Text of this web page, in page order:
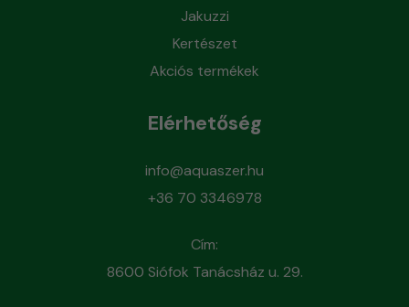
Jakuzzi
Kertészet
Akciós termékek
Elérhetőség
info@aquaszer.hu
+36 70 3346978
Cím:
8600 Siófok Tanácsház u. 29.